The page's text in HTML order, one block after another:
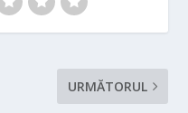
URMĂTORUL